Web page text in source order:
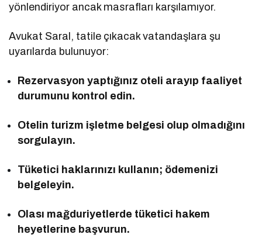
yönlendiriyor ancak masrafları karşılamıyor.
Avukat Saral, tatile çıkacak vatandaşlara şu
uyarılarda bulunuyor:
Rezervasyon yaptığınız oteli arayıp faaliyet
durumunu kontrol edin.
Otelin turizm işletme belgesi olup olmadığını
sorgulayın.
Tüketici haklarınızı kullanın; ödemenizi
belgeleyin.
Olası mağduriyetlerde tüketici hakem
heyetlerine başvurun.